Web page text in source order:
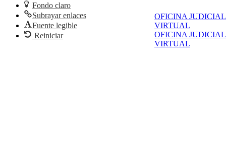
OFICINA JUDICIAL
VIRTUAL
OFICINA JUDICIAL
VIRTUAL
Fondo claro
Subrayar enlaces
Fuente legible
Reiniciar